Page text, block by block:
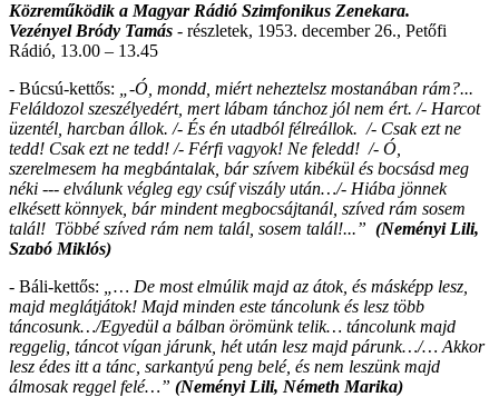
Közreműködik a Magyar Rádió Szimfonikus Zenekara.
Vezényel Bródy Tamás - részletek, 1953. december 26., Petőfi
Rádió, 13.00 – 13.45
- Búcsú-kettős: „-Ó, mondd, miért neheztelsz mostanában rám?...
Feláldozol szeszélyedért, mert lábam tánchoz jól nem ért. /- Harcot
üzentél, harcban állok. /- És én utadból félreállok. /- Csak ezt ne
tedd! Csak ezt ne tedd! /- Férfi vagyok! Ne feledd! /- Ó,
szerelmesem ha megbántalak, bár szívem kibékül és bocsásd meg
néki --- elválunk végleg egy csúf viszály után…/- Hiába jönnek
elkésett könnyek, bár mindent megbocsájtanál, szíved rám sosem
talál! Többé szíved rám nem talál, sosem talál!...” (Neményi Lili,
Szabó Miklós)
- Báli-kettős:
„… De most elmúlik majd az átok, és másképp lesz,
majd meglátjátok! Majd minden este táncolunk és lesz több
táncosunk…/Egyedül a bálban örömünk telik… táncolunk majd
reggelig, táncot vígan járunk, hét után lesz majd párunk…/… Akkor
lesz édes itt a tánc, sarkantyú peng belé, és nem leszünk majd
álmosak reggel felé…” (Neményi Lili, Németh Marika)